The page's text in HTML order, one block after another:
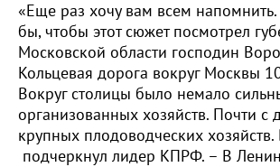
«Еще раз хочу вам всем напомнить.
бы, чтобы этот сюжет посмотрел
Московской области господин
Кольцевая дорога вокруг Москвы
Вокруг столицы было немало
организованных хозяйств. Почти с
крупных плодоводческих хозяйств.
подчеркнул лидер КПРФ. – В